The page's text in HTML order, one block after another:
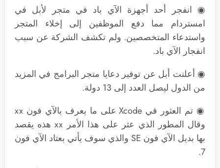
◉ انفجر أحد أجهزة الآي باد في متجر لأبل في
امستردام مما دفع الموظفين إلى إخلاء المتجر
واستدعاء المتخصصين. ولم تكشف الشركة عن سبب
انفجار الآي باد.
◉ أعلنت أبل عن توفير دعايا متجر البرامج في المزيد
من الدول ليصل العدد إلى 13 دولة.
◉ تم العثور في Xcode على ما يعرف بالآي فون xx
وقال المطور الذي عثر على هذا الأمر xx هذه يقصد
بها بديل الآي فون SE والذي سوف يأتي بعتاد الآي فون
7.